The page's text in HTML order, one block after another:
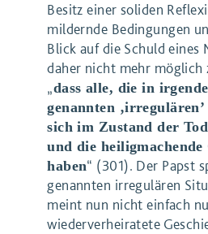
Besitz einer soliden
mildernde Bedingungen
Blick auf die Schuld eines
daher nicht mehr möglich
„dass alle, die in
genannten
sich im Zustand der
und die
haben“ (301). Der Papst
genannten irregulären
meint nun nicht einfach
wiederverheiratete